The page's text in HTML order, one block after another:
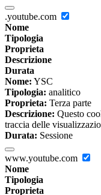
.youtube.com
Nome
Tipologia
Proprieta
Descrizione
Durata
Nome: YSC
Tipologia: analitico
Proprieta: Terza parte
Descrizione: Questo
traccia delle
Durata: Sessione
www.youtube.com
Nome
Tipologia
Proprieta